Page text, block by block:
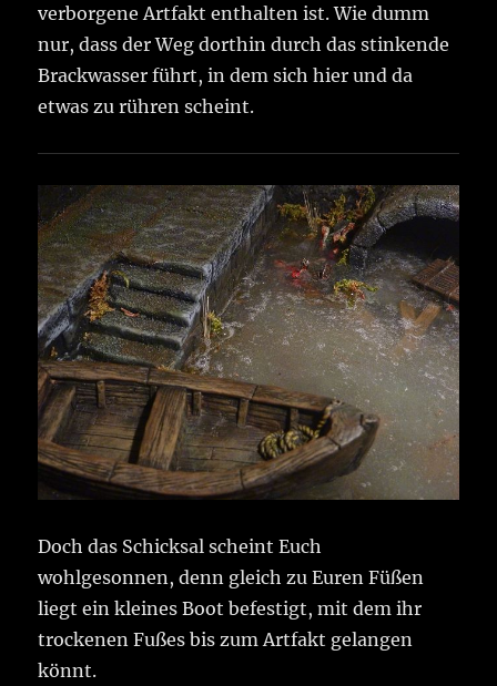
verborgene Artfakt enthalten ist. Wie dumm
nur, dass der Weg dorthin durch das stinkende
Brackwasser führt, in dem sich hier und da
etwas zu rühren scheint.
Doch das Schicksal scheint Euch
wohlgesonnen, denn gleich zu Euren Füßen
liegt ein kleines Boot befestigt, mit dem ihr
trockenen Fußes bis zum Artfakt gelangen
könnt.